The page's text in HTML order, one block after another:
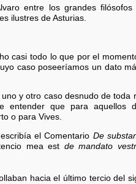
entre los grandes
ilustres de Asturias.
casi todo lo que por el
caso poseeríamos un dato
y otro caso desnudo de toda
entender que para aquellos
o para Vives.
el Comentario De
mea est de mandato
hacia el último tercio del